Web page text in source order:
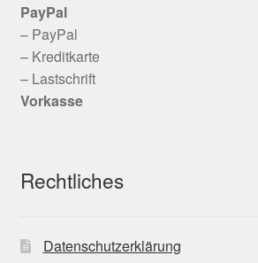
PayPal
– PayPal
– Kreditkarte
– Lastschrift
Vorkasse
Rechtliches
Datenschutzerklärung